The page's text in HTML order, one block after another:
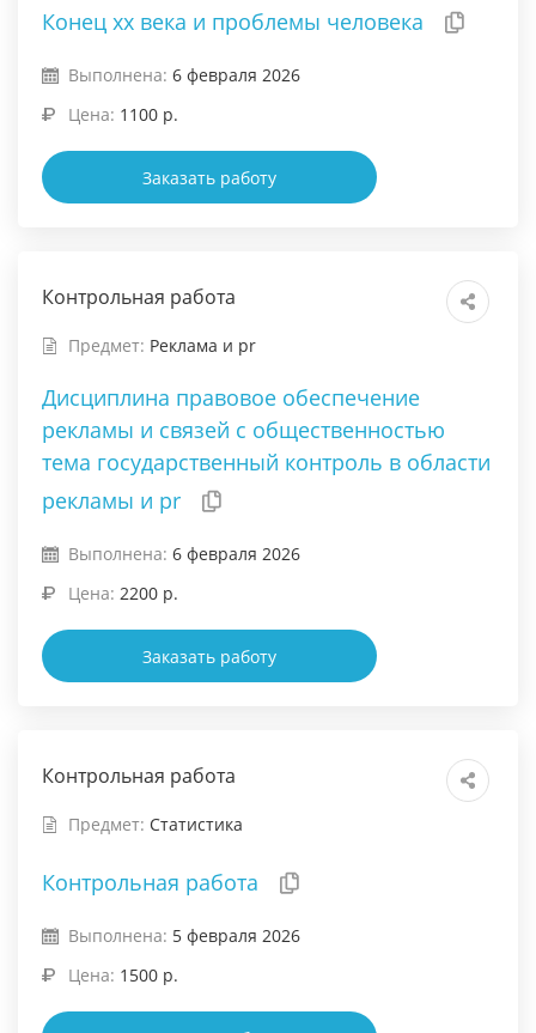
Конец xx века и проблемы человека
Выполнена: 6 февраля 2026
Цена: 1100 р.
Заказать работу
Контрольная работа
Предмет: Реклама и pr
Дисциплина правовое обеспечение
рекламы и связей с общественностью
тема государственный контроль в области
рекламы и pr
Выполнена: 6 февраля 2026
Цена: 2200 р.
Заказать работу
Контрольная работа
Предмет: Статистика
Контрольная работа
Выполнена: 5 февраля 2026
Цена: 1500 р.